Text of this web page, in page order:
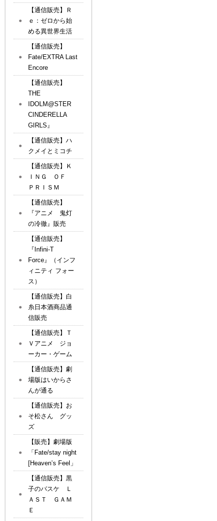
【通信販売】Ｒ
ｅ：ゼロから始
める異世界生活
【通信販売】
Fate/EXTRA Last
Encore
【通信販売】
THE
IDOLM@STER
CINDERELLA
GIRLS』
【通信販売】ハ
クメイとミコチ
【通信販売】Ｋ
ＩＮＧ ＯＦ
ＰＲＩＳＭ
【通信販売】
『アニメ 鬼灯
の冷徹』販売
【通信販売】
『Infini-T
Force』（インフ
ィニティ フォー
ス）
【通信販売】白
糸日本酒商品通
信販売
【通信販売】Ｔ
Ｖアニメ ジョ
ーカー・ゲーム
【通信販売】劇
場版はいからさ
んが通る
【通信販売】お
そ松さん グッ
ズ
【販売】劇場版
「Fate/stay night
[Heaven’s Feel」
【通信販売】黒
子のバスケ Ｌ
ＡＳＴ ＧＡＭ
Ｅ